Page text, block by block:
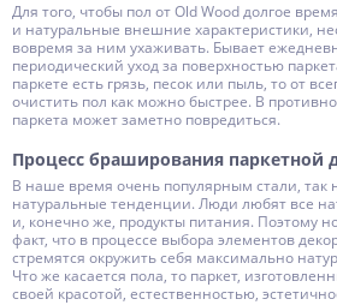
Для того, чтобы пол от Old Wood долгое
и натуральные внешние характеристики,
вовремя за ним ухаживать. Бывает
периодический уход за поверхностью
паркете есть грязь, песок или пыль, то от
очистить пол как можно быстрее. В
паркета может заметно повредиться.
Процесс браширования паркетной
В наше время очень популярным стали,
натуральные тенденции. Люди любят все
и, конечно же, продукты питания. Поэтому
факт, что в процессе выбора элементов
стремятся окружить себя максимально
Что же касается пола, то паркет,
своей красотой, естественностью,